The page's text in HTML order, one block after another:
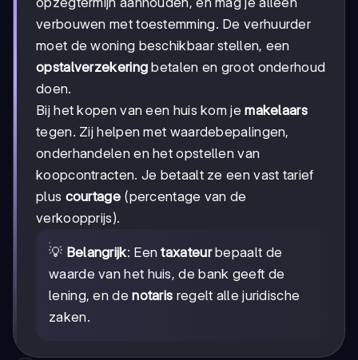
verbouwen met toestemming. De verhuurder
moet de woning beschikbaar stellen, een
opstalverzekering betalen en groot onderhoud
doen.
Bij het kopen van een huis kom jemakelaars
tegen. Zij helpen met waardebepalingen,
onderhandelen en het opstellen van
koopcontracten. Je betaalt ze een vast tarief
plus courtage(percentage van de
verkoopprijs).
💡 Belangrijk: Eentaxateurbepaalt de
waarde van het huis, de bank geeft de
lening, en denotaris regelt alle juridische
zaken.